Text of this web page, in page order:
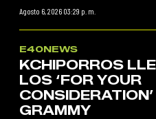
Agosto 6, 2026 03:29 p. m.
E40NEWS
KCHIPORROS
LOS ‘FOR YOUR
GRAMMY